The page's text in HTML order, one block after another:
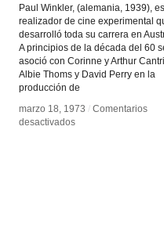
Paul Winkler, (alemania, 1939),
realizador de cine experimental
desarrolló toda su carrera en
A principios de la década del 60
asoció con Corinne y Arthur
Albie Thoms y David Perry en la
producción de
marzo 18, 1973 / Comentarios
desactivadosen
marzo 18, 1973 / Comentarios
desactivadosen